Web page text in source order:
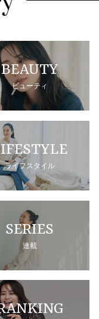
BEAUTY
ビューティ
ライフスタイル
SERIES
連載